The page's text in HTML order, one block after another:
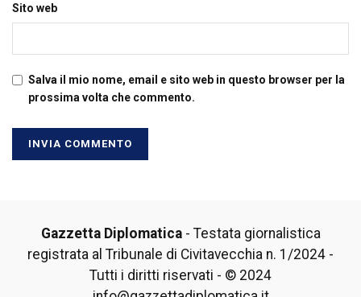
Sito web
Salva il mio nome, email e sito web in questo browser per la
prossima volta che commento.
Gazzetta Diplomatica- Testata giornalistica
registrata al Tribunale di Civitavecchia n. 1/2024 -
Tutti i diritti riservati - © 2024